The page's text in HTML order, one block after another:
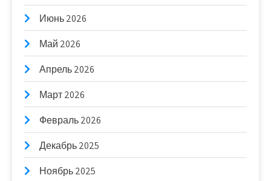
Июнь 2026
Май 2026
Апрель 2026
Март 2026
Февраль 2026
Декабрь 2025
Ноябрь 2025